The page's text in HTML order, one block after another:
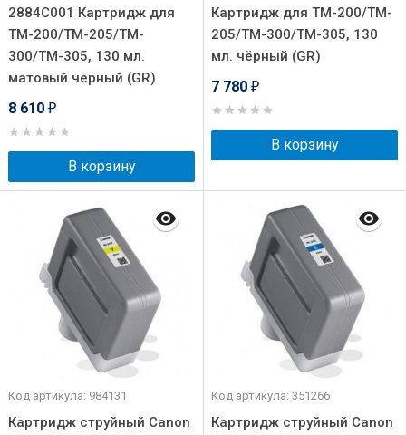
2884C001 Картридж для
TM-200/TM-205/TM-
300/TM-305, 130 мл.
матовый чёрный (GR)
8 610 ₽
В корзину
Картридж для TM-200/TM-
205/TM-300/TM-305, 130
мл. чёрный (GR)
7 780 ₽
В корзину
Код артикула: 984131
Картридж струйный Canon
Код артикула: 351266
Картридж струйный Canon